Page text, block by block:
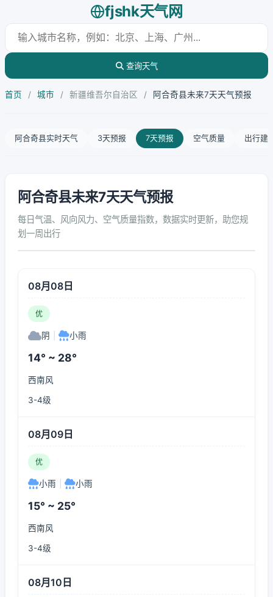
fjshk天气网
查询天气
首页 / 城市 / 新疆维吾尔自治区 / 阿合奇县未来7天天气预报
阿合奇县实时天气 3天预报 7天预报 空气质量 出行建
阿合奇县未来7天天气预报
每日气温、风向风力、空气质量指数，数据实时更新，助您规
划一周出行
08月08日
优
阴 小雨
14° ~ 28°
西南风
3-4级
08月09日
优
小雨 小雨
15° ~ 25°
西南风
3-4级
08月10日